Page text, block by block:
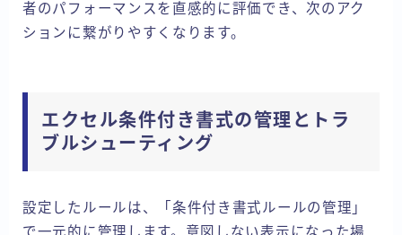
者のパフォーマンスを直感的に評価でき、次のアク
ションに繋がりやすくなります。
エクセル条件付き書式の管理とトラ
ブルシューティング
設定したルールは、「条件付き書式ルールの管理」
で一元的に管理します。意図しない表示になった場